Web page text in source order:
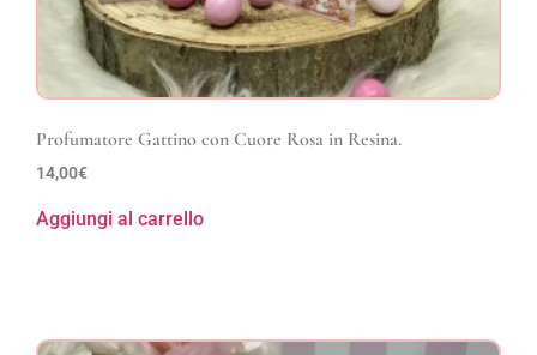
Profumatore Gattino con Cuore Rosa in Resina.
14,00€
Aggiungi al carrello